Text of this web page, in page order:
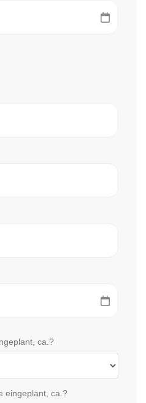
ca.?
eingeplant, ca.?